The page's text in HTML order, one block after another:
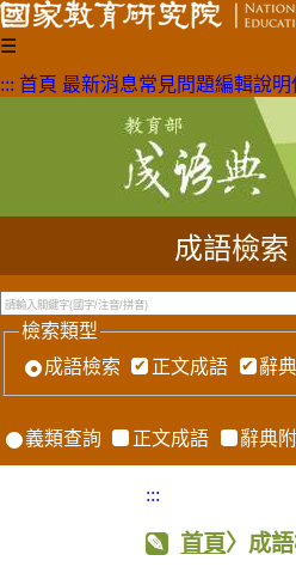
☰
::: 首頁 最新消息常見問題編輯說明
成語檢索
檢索類型
成語檢索
正文成語 辭
義類查詢 正文成語 辭典
:::
首頁〉成